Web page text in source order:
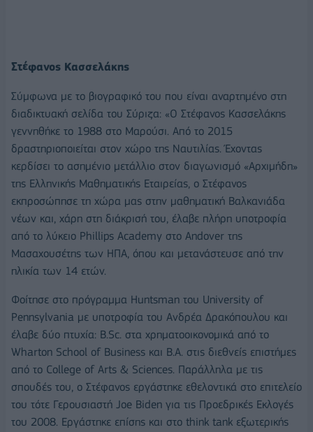
Στέφανος Κασσελάκης
Σύμφωνα με το βιογραφικό του που είναι αναρτημένο στη
διαδικτυακή σελίδα του Σύριζα: «Ο Στέφανος Κασσελάκης
γεννηθήκε το 1988 στο Μαρούσι. Από το 2015
δραστηριοποιείται στον χώρο της Ναυτιλίας. Έχοντας
κερδίσει το ασημένιο μετάλλιο στον διαγωνισμό «Αρχιμήδη»
της Ελληνικής Μαθηματικής Εταιρείας, ο Στέφανος
εκπροσώπησε τη χώρα μας στην μαθηματική Βαλκανιάδα
νέων και, χάρη στη διάκρισή του, έλαβε πλήρη υποτροφία
από το λύκειο Phillips Academy στο Andover της
Μασαχουσέτης των ΗΠΑ, όπου και μετανάστευσε από την
ηλικία των 14 ετών.
Φοίτησε στο πρόγραμμα Huntsman του University of
Pennsylvania με υποτροφία του Ανδρέα Δρακόπουλου και
έλαβε δύο πτυχία: B.Sc. στα χρηματοοικονομικά από το
Wharton School of Business και Β.Α. στις διεθνείς επιστήμες
από το College of Arts & Sciences. Παράλληλα με τις
σπουδές του, ο Στέφανος εργάστηκε εθελοντικά στο επιτελείο
του τότε Γερουσιαστή Joe Biden για τις Προεδρικές Εκλογές
του 2008. Εργάστηκε επίσης και στο think tank εξωτερικής